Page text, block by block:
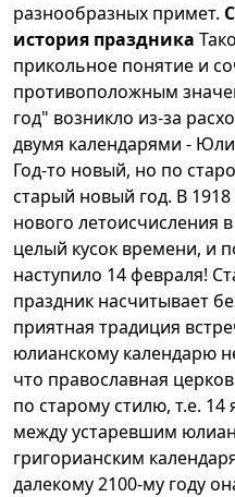
разнообразных примет.
история праздника
прикольное понятие и
противоположным
год" возникло из-за
двумя календарями -
Год-то новый, но по
старый новый год. В
нового летоисчисления
целый кусок времени, и
наступило 14 февраля!
праздник насчитывает
приятная традиция
юлианскому календарю
что православная
по старому стилю, т.е.
между устаревшим
григорианским
далекому 2100-му году